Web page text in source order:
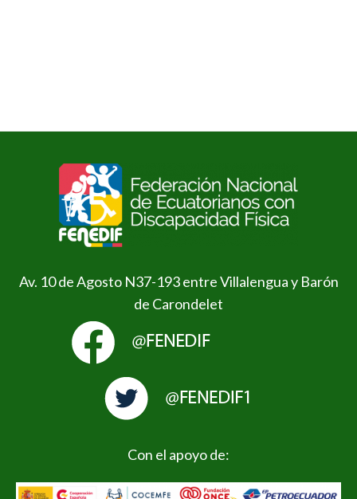
Av. 10 de Agosto N37-193 entre Villalengua y Barón
de Carondelet
Con el apoyo de: